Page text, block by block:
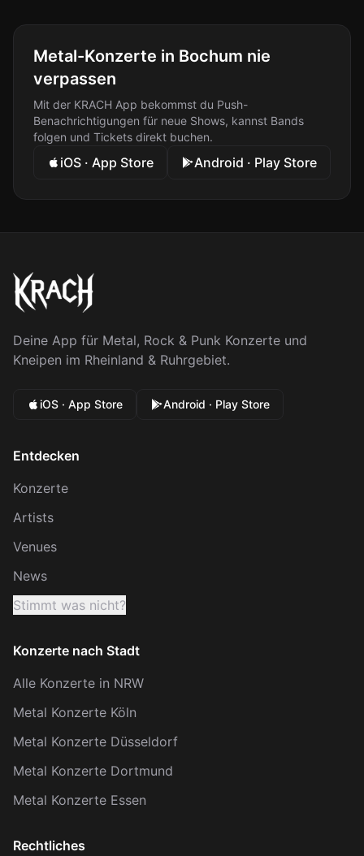
Metal-Konzerte in Bochum nie
verpassen
Mit der KRACH App bekommst du Push-
Benachrichtigungen für neue Shows, kannst Bands
folgen und Tickets direkt buchen.
iOS · App Store Android · Play Store
Deine App für Metal, Rock & Punk Konzerte und
Kneipen im Rheinland & Ruhrgebiet.
iOS · App Store Android · Play Store
Entdecken
Konzerte
Artists
Venues
News
Stimmt was nicht?
Konzerte nach Stadt
Alle Konzerte in NRW
Metal Konzerte Köln
Metal Konzerte Düsseldorf
Metal Konzerte Dortmund
Metal Konzerte Essen
Rechtliches